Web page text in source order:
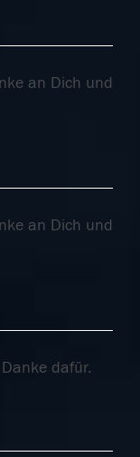
an Dich und
an Dich und
dafür.